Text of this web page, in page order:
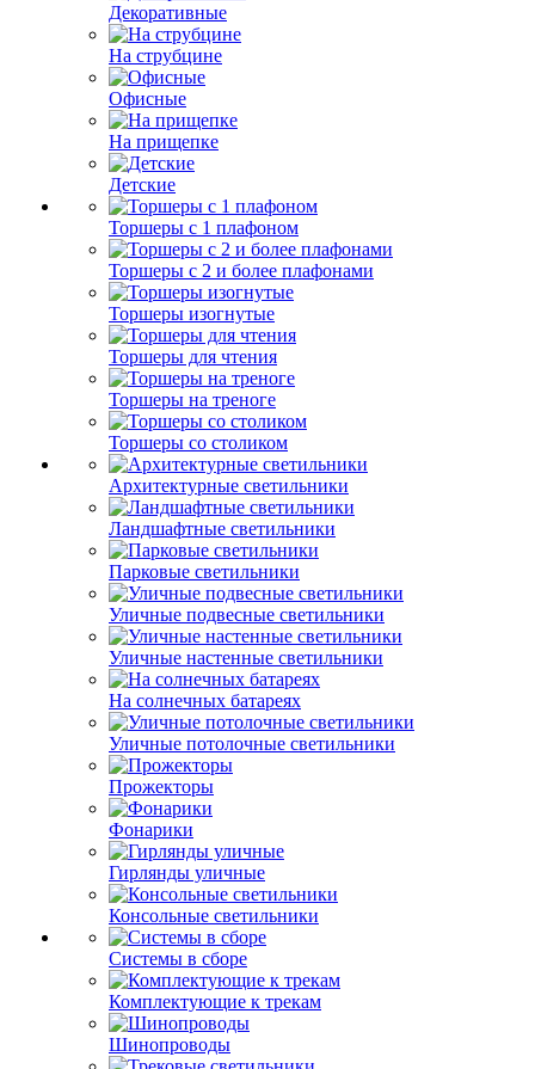
Декоративные
На струбцине
Офисные
На прищепке
Детские
Торшеры с 1 плафоном
Торшеры с 2 и более плафонами
Торшеры изогнутые
Торшеры для чтения
Торшеры на треноге
Торшеры со столиком
Архитектурные светильники
Ландшафтные светильники
Парковые светильники
Уличные подвесные светильники
Уличные настенные светильники
На солнечных батареях
Уличные потолочные светильники
Прожекторы
Фонарики
Гирлянды уличные
Консольные светильники
Системы в сборе
Комплектующие к трекам
Шинопроводы